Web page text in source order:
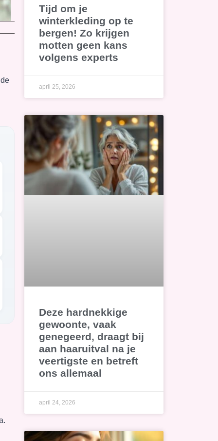
Tijd om je
winterkleding op te
bergen! Zo krijgen
motten geen kans
volgens experts
april 25, 2026
Deze hardnekkige
gewoonte, vaak
genegeerd, draagt bij
aan haaruitval na je
veertigste en betreft
ons allemaal
april 24, 2026